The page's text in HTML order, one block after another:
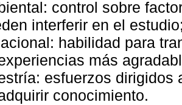
control sobre
interferir en el
habilidad para
más
esfuerzos dirigidos
conocimiento.